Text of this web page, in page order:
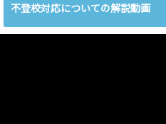
不登校対応についての解説動画